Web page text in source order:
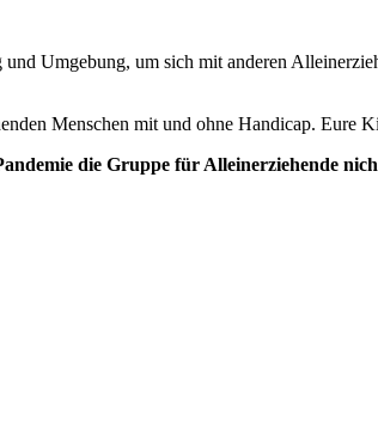
Umgebung, um sich mit anderen
Menschen mit und ohne Handicap.
die Gruppe für Alleinerziehende